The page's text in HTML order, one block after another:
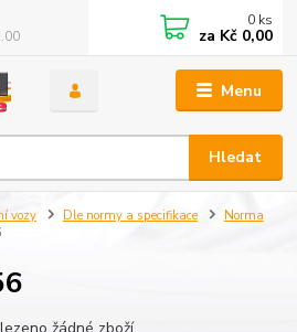
Menu
Hledat
0 ks
za Kč 0,00
vozy Dle normy a specifikace
Norma
žádné zboží.